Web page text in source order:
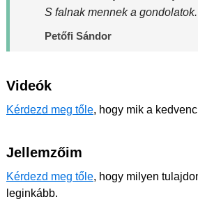
S falnak mennek a gondolatok.
Petőfi Sándor
Videók
Kérdezd meg tőle, hogy mik a
Jellemzőim
Kérdezd meg tőle, hogy milyen
leginkább.